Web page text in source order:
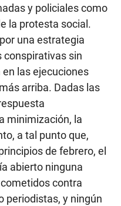
y policiales como
la protesta social.
una estrategia
conspirativas sin
las ejecuciones
arriba. Dadas las
minimización, la
a tal punto que,
de febrero, el
abierto ninguna
contra
periodistas, y ningún